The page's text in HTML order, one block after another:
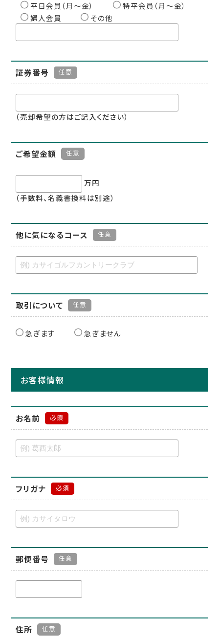
平日会員（月〜金）
特平会員（月〜金）
婦人会員
その他
証券番号 任意
（売却希望の方はご記入ください）
ご希望金額 任意
万円
（手数料、名義書換料は別途）
他に気になるコース 任意
取引について 任意
急ぎます 急ぎません
お客様情報
お名前 必須
フリガナ 必須
郵便番号 任意
住所 任意